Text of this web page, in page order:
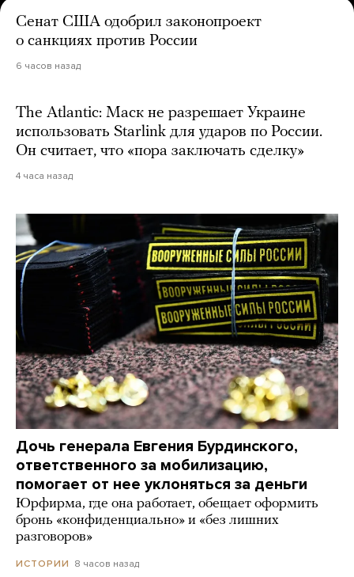
Сенат США одобрил законопроект
о санкциях против России
6 часов назад
The Atlantic: Маск не разрешает Украине
использовать Starlink для ударов по России.
Он считает, что «пора заключать сделку»
4 часа назад
Дочь генерала Евгения Бурдинского,
ответственного за мобилизацию,
помогает от нее уклоняться за деньги
Юрфирма, где она работает, обещает оформить
бронь «конфиденциально» и «без лишних
разговоров»
ИСТОРИИ 8 часов назад